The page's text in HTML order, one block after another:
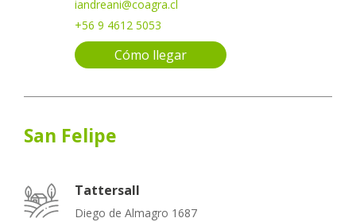
iandreani@coagra.cl
+56 9 4612 5053
Cómo llegar
San Felipe
Tattersall
Diego de Almagro 1687